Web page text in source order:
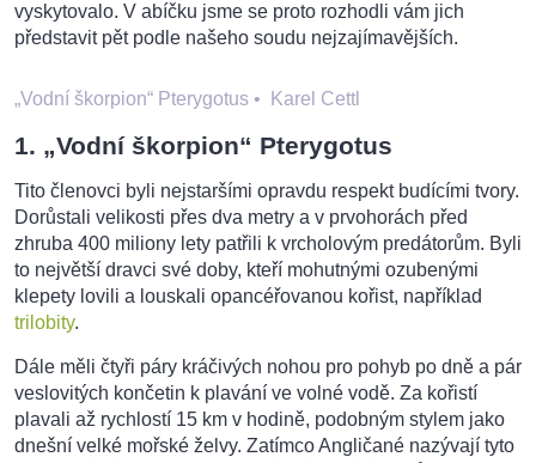
vyskytovalo. V abíčku jsme se proto rozhodli vám jich
představit pět podle našeho soudu nejzajímavějších.
„Vodní škorpion“ Pterygotus • Karel Cettl
1. „Vodní škorpion“ Pterygotus
Tito členovci byli nejstaršími opravdu respekt budícími tvory.
Dorůstali velikosti přes dva metry a v prvohorách před
zhruba 400 miliony lety patřili k vrcholovým predátorům. Byli
to největší dravci své doby, kteří mohutnými ozubenými
klepety lovili a louskali opancéřovanou kořist, například
trilobity.
Dále měli čtyři páry kráčivých nohou pro pohyb po dně a pár
veslovitých končetin k plavání ve volné vodě. Za kořistí
plavali až rychlostí 15 km v hodině, podobným stylem jako
dnešní velké mořské želvy. Zatímco Angličané nazývají tyto